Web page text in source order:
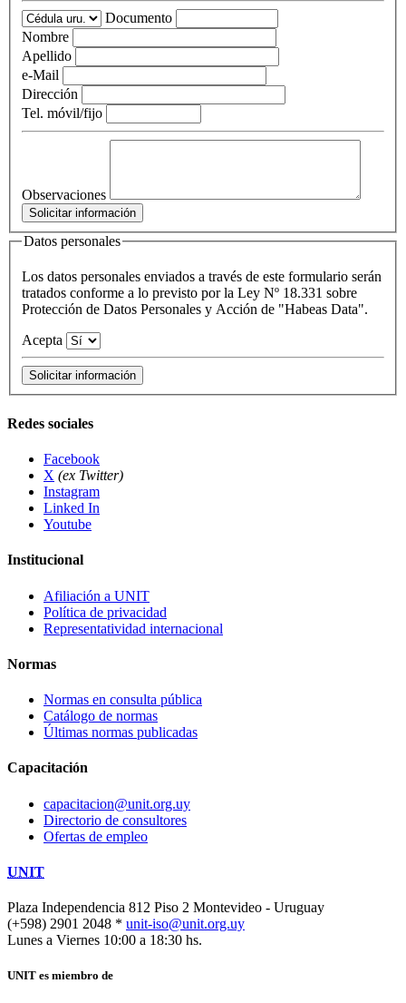
Documento
Nombre
Apellido
e-Mail
Dirección
Tel. móvil/fijo
Observaciones
Datos personales
Los datos personales enviados a través de este formulario serán
tratados conforme a lo previsto por la Ley Nº 18.331 sobre
Protección de Datos Personales y Acción de "Habeas Data".
Acepta
Redes sociales
Facebook
X (ex Twitter)
Instagram
Linked In
Youtube
Institucional
Afiliación a UNIT
Política de privacidad
Representatividad internacional
Normas
Normas en consulta pública
Catálogo de normas
Últimas normas publicadas
Capacitación
capacitacion@unit.org.uy
Directorio de consultores
Ofertas de empleo
UNIT
Plaza Independencia 812 Piso 2 Montevideo - Uruguay
(+598) 2901 2048 * unit-iso@unit.org.uy
Lunes a Viernes 10:00 a 18:30 hs.
UNIT es miembro de